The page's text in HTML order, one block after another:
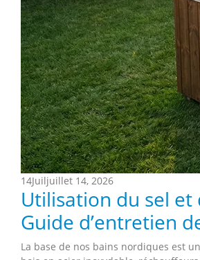
14Juiljuillet 14, 2026
Utilisation du sel
Guide d’entretien
La base de nos bains nordiques est